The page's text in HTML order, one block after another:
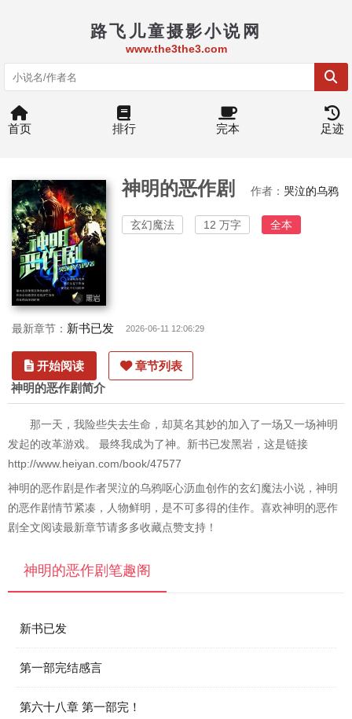
路飞儿童摄影小说网
www.the3the3.com
首页 排行 完本 足迹
神明的恶作剧 作者： 哭泣的乌鸦
玄幻魔法 12 万字 全本
最新章节： 新书已发 2026-06-11 12:06:29
开始阅读 章节列表
神明的恶作剧简介
那一天，我险些失去生命，却莫名其妙的加入了一场又一场神明
发起的改革游戏。 最终我成为了神。新书已发黑岩，这是链接
http://www.heiyan.com/book/47577
神明的恶作剧是作者哭泣的乌鸦呕心沥血创作的玄幻魔法小说，神明
的恶作剧情节紧凑，人物鲜明，是不可多得的佳作。喜欢神明的恶作
剧全文阅读最新章节请多多收藏点赞支持！
神明的恶作剧笔趣阁
新书已发
第一部完结感言
第六十八章 第一部完！